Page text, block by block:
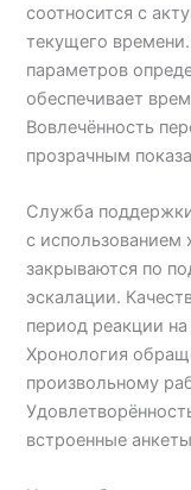
соотносится с
текущего
параметров
обеспечивает
Вовлечённость
прозрачным
Служба
с
закрываются по
эскалации.
период реакции
Хронология
произвольному
встроенные